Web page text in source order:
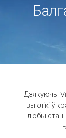
Дзякуючы
выклікі ў
любы